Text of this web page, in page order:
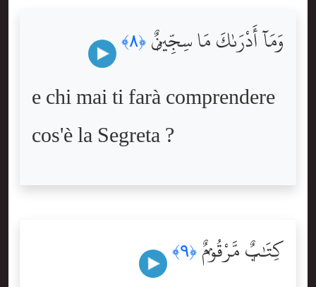
وَمَآ أَدْرَىٰكَ مَا سِجِّينٌۭ ﴿٨﴾
e chi mai ti farà comprendere
cos'è la Segreta ?
كِتَٰبٌۭ مَّرْقُومٌۭ ﴿٩﴾